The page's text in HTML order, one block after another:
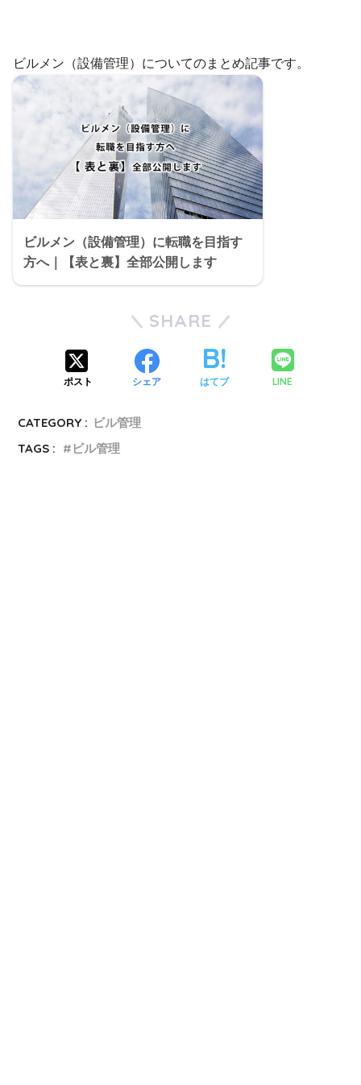
ビルメン（設備管理）についてのまとめ記事です。
ビルメン（設備管理）に転職を目指す
方へ｜【表と裏】全部公開します
SHARE
ポスト シェア はてブ LINE
CATEGORY : ビル管理
TAGS :
ビル管理